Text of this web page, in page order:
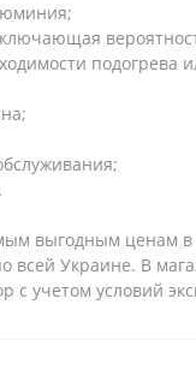
подогрева
выгодным ценам
всей Украине. В
учетом условий